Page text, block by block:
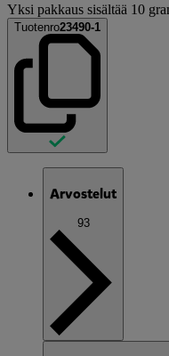
Yksi pakkaus sisältää 10
Tuotenro23490-1
Arvostelut
93